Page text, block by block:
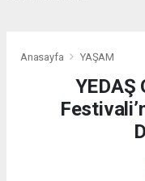
Anasayfa YAŞAM
YEDAŞ